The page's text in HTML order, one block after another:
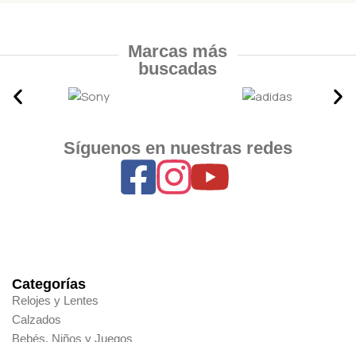
Marcas más
buscadas
Síguenos en nuestras redes
Categorías
Relojes y Lentes
Calzados
Bebés, Niños y Juegos